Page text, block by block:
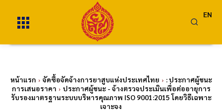
EN
หน้าแรก จัดซื้อจัดจ้างการยาสูบแห่งประเทศไทย
: ประกาศผู้ชนะ
การเสนอราคา
ประกาศผู้ชนะ - จ้างตรวจประเมินเพื่อต่ออายุการ
รับรองมาตรฐานระบบบริหารคุณภาพ ISO 9001:2015 โดยวิธีเฉพาะ
เจาะจง